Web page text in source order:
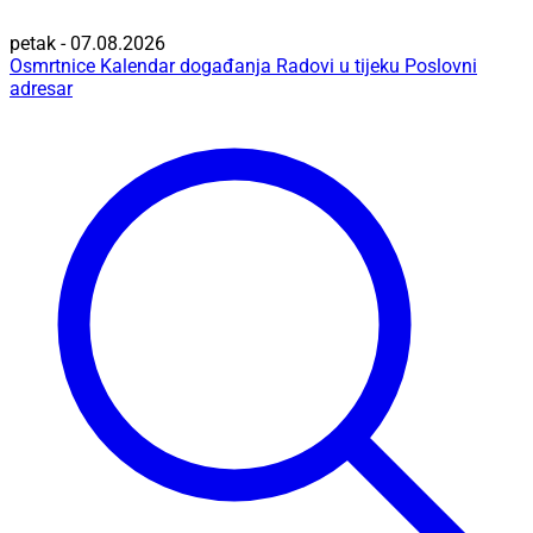
petak - 07.08.2026
Osmrtnice Kalendar događanja Radovi u tijeku Poslovni
adresar